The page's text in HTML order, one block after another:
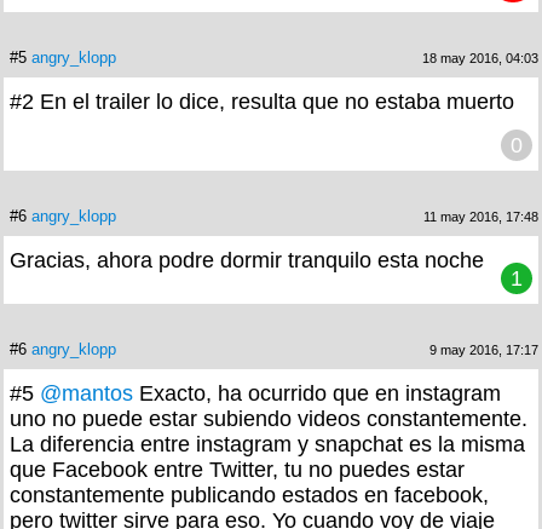
#5 angry_klopp 18 may 2016, 04:03
#2 En el trailer lo dice, resulta que no estaba muerto
0
#6 angry_klopp 11 may 2016, 17:48
Gracias, ahora podre dormir tranquilo esta noche
1
#6 angry_klopp 9 may 2016, 17:17
#5 @mantos Exacto, ha ocurrido que en instagram
uno no puede estar subiendo videos constantemente.
La diferencia entre instagram y snapchat es la misma
que Facebook entre Twitter, tu no puedes estar
constantemente publicando estados en facebook,
pero twitter sirve para eso. Yo cuando voy de viaje